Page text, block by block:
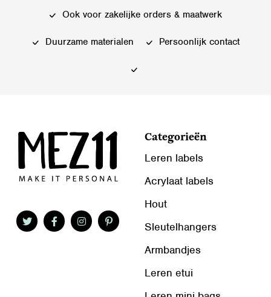
Ook voor zakelijke orders & maatwerk
Duurzame materialen Persoonlijk contact
Categorieën
Leren labels
Acrylaat labels
Hout
Sleutelhangers
Armbandjes
Leren etui